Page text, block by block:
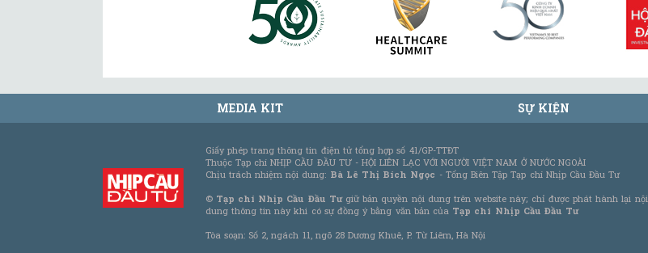
MEDIA KIT SỰ KIỆN
Giấy phép trang thông tin điện tử tổng hợp số 41/GP-TTĐT
Thuộc Tạp chí NHỊP CẦU ĐẦU TƯ - HỘI LIÊN LẠC VỚI NGƯỜI VIỆT NAM Ở NƯỚC NGOÀI
Chịu trách nhiệm nội dung: Bà Lê Thị Bích Ngọc - Tổng Biên Tập Tạp chí Nhịp Cầu Đầu Tư
© Tạp chí Nhịp Cầu Đầu Tưgiữ bản quyền nội dung trên website này; chỉ được phát hành lại nội
dung thông tin này khi có sự đồng ý bằng văn bản của Tạp chí Nhịp Cầu Đầu Tư
Tòa soạn: Số 2, ngách 11, ngõ 28 Dương Khuê, P. Từ Liêm, Hà Nội